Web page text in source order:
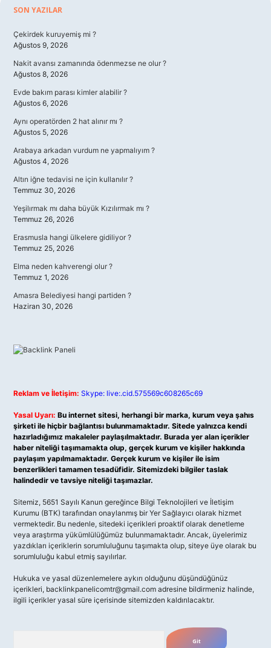
Sidebar
SON YAZILAR
Çekirdek kuruyemiş mi ?
Ağustos 9, 2026
Nakit avansı zamanında ödenmezse ne olur ?
Ağustos 8, 2026
Evde bakım parası kimler alabilir ?
Ağustos 6, 2026
Aynı operatörden 2 hat alınır mı ?
Ağustos 5, 2026
Arabaya arkadan vurdum ne yapmalıyım ?
Ağustos 4, 2026
Altın iğne tedavisi ne için kullanılır ?
Temmuz 30, 2026
Yeşilırmak mı daha büyük Kızılırmak mı ?
Temmuz 26, 2026
Erasmusla hangi ülkelere gidiliyor ?
Temmuz 25, 2026
Elma neden kahverengi olur ?
Temmuz 1, 2026
Amasra Belediyesi hangi partiden ?
Haziran 30, 2026
Reklam ve İletişim: Skype: live:.cid.575569c608265c69
Yasal Uyarı: Bu internet sitesi, herhangi bir marka, kurum veya şahıs
şirketi ile hiçbir bağlantısı bulunmamaktadır. Sitede yalnızca kendi
hazırladığımız makaleler paylaşılmaktadır. Burada yer alan içerikler
haber niteliği taşımamakta olup, gerçek kurum ve kişiler hakkında
paylaşım yapılmamaktadır. Gerçek kurum ve kişiler ile isim
benzerlikleri tamamen tesadüfidir. Sitemizdeki bilgiler taslak
halindedir ve tavsiye niteliği taşımazlar.
Sitemiz, 5651 Sayılı Kanun gereğince Bilgi Teknolojileri ve İletişim
Kurumu (BTK) tarafından onaylanmış bir Yer Sağlayıcı olarak hizmet
vermektedir. Bu nedenle, sitedeki içerikleri proaktif olarak denetleme
veya araştırma yükümlülüğümüz bulunmamaktadır. Ancak, üyelerimiz
yazdıkları içeriklerin sorumluluğunu taşımakta olup, siteye üye olarak bu
sorumluluğu kabul etmiş sayılırlar.
Hukuka ve yasal düzenlemelere aykırı olduğunu düşündüğünüz
içerikleri, backlinkpanelicomtr@gmail.com adresine bildirmeniz halinde,
ilgili içerikler yasal süre içerisinde sitemizden kaldırılacaktır.